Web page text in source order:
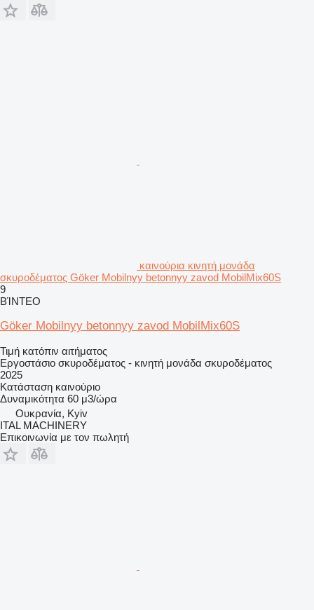
καινούρια κινητή μονάδα
σκυροδέματος Göker Mobilnyy betonnyy zavod MobilMix60S
9
ΒΊΝΤΕΟ
Göker Mobilnyy betonnyy zavod MobilMix60S
Τιμή κατόπιν αιτήματος
Εργοστάσιο σκυροδέματος - κινητή μονάδα σκυροδέματος
2025
Κατάσταση καινούριο
Δυναμικότητα 60 μ3/ώρα
Ουκρανία, Kyiv
ITAL MACHINERY
Επικοινωνία με τον πωλητή